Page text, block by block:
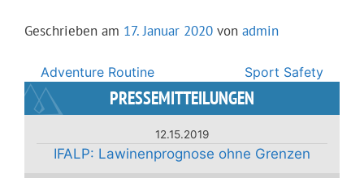
Geschrieben am 17. Januar 2020 von admin
Beitragsnavigation
Adventure Routine Sport Safety
PRESSEMITTEILUNGEN
12.15.2019
IFALP: Lawinenprognose ohne Grenzen